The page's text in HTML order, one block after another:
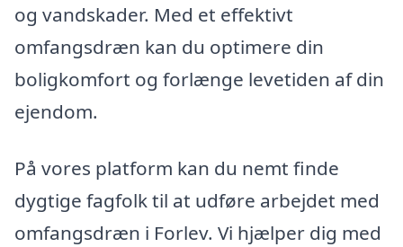
og vandskader. Med et effektivt
omfangsdræn kan du optimere din
boligkomfort og forlænge levetiden af din
ejendom.
På vores platform kan du nemt finde
dygtige fagfolk til at udføre arbejdet med
omfangsdræn i Forlev. Vi hjælper dig med